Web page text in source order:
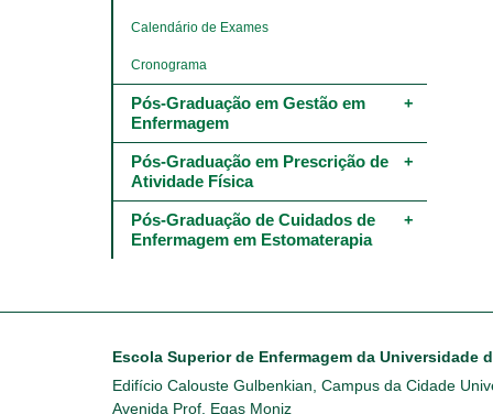
Calendário de Exames
Cronograma
Pós-Graduação em Gestão em
Enfermagem
Pós-Graduação em Prescrição de
Atividade Física
Pós-Graduação de Cuidados de
Enfermagem em Estomaterapia
Escola Superior de Enfermagem da Universidade
Edifício Calouste Gulbenkian, Campus da Cidade
Avenida Prof. Egas Moniz